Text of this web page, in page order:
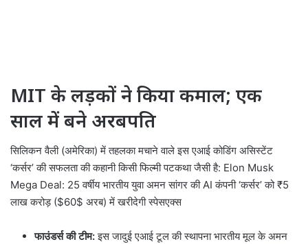
MIT के लड़कों ने किया कमाल; एक
साल में बने अरबपति
सिलिकन वैली (अमेरिका) में तहलका मचाने वाले इस एआई कोडिंग असिस्टेंट
‘कर्सर’ की सफलता की कहानी किसी फिल्मी पटकथा जैसी है: Elon Musk
Mega Deal: 25 वर्षीय भारतीय युवा अमन सांगर की AI कंपनी ‘कर्सर’ को ₹5
लाख करोड़ ($60$ अरब) में खरीदेगी स्पेसएक्स
फाउंडर्स की टीम:इस जादुई एआई टूल की स्थापना भारतीय मूल के अमन